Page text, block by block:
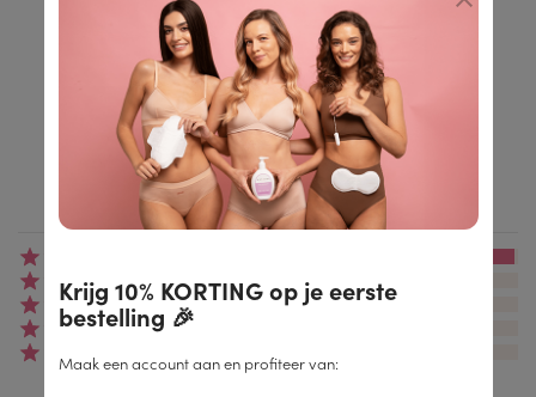
4.9/5
Gebaseerd op meer dan 4.174 beoordelingen
(69)
(23)
(11)
Krijg 10% KORTING op je eerste
bestelling 🎉
Maak een account aan en profiteer van: